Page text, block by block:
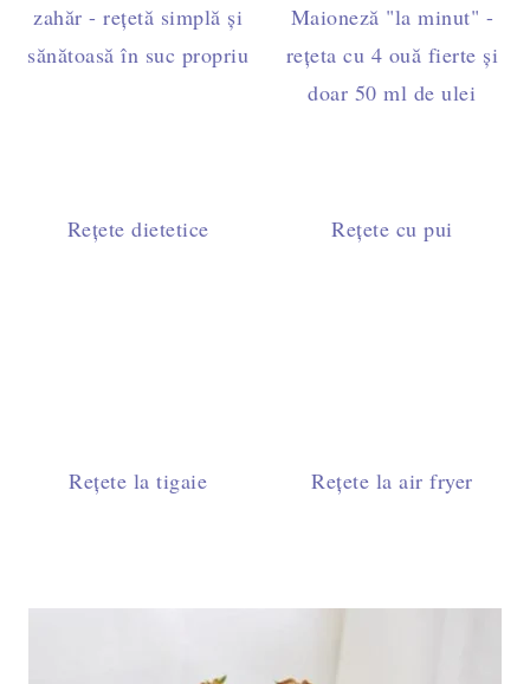
zahăr - rețetă simplă și
sănătoasă în suc propriu
Maioneză "la minut" -
rețeta cu 4 ouă fierte și
doar 50 ml de ulei
Rețete dietetice Rețete cu pui
Rețete la tigaie Rețete la air fryer